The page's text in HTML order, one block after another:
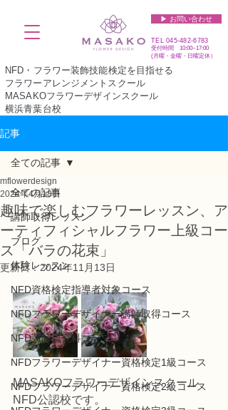
▶︎ お問い合わせ
TEL045-482-6783
受付時間 10:00~17:00​​​
(​月曜・金曜・日曜定休）
NFD・フラワー装飾技能検定を目指せる
フラワーアレンジメントスクール
MASAKOフラワーデザインスクール
横浜青葉台校
記事
全ての記事
講師取得レッスン
ブログ
体験レッスン
NFD資格検定指導者対象コース
NFDフラワーデザイナー講師取得コース
NFD講師研究科コース
NFDフラワーデザイナー資格検定1級コース
NFDフラワーデザイナー資格検定2級コース
全ての記事
趣味で楽しむフラワーレッスン、ア
ーティフィシャルフラワー上級コー
ス「バラの花束」
mflowerdesign
2024年4月18日
更新日：2024年11月13日
MASAKOフラワーデザインスクール、
NFD公認校です。